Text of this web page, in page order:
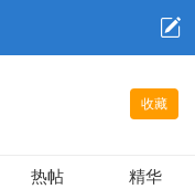
收藏
热帖 精华